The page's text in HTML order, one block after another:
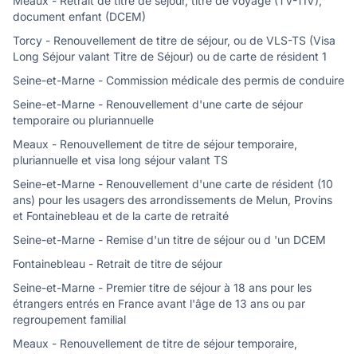
document enfant (DCEM)
Torcy - Renouvellement de titre de séjour, ou de VLS-TS (Visa
Long Séjour valant Titre de Séjour) ou de carte de résident 1
Seine-et-Marne - Commission médicale des permis de conduire
Seine-et-Marne - Renouvellement d'une carte de séjour
temporaire ou pluriannuelle
Meaux - Renouvellement de titre de séjour temporaire,
pluriannuelle et visa long séjour valant TS
Seine-et-Marne - Renouvellement d'une carte de résident (10
ans) pour les usagers des arrondissements de Melun, Provins
et Fontainebleau et de la carte de retraité
Seine-et-Marne - Remise d'un titre de séjour ou d 'un DCEM
Fontainebleau - Retrait de titre de séjour
Seine-et-Marne - Premier titre de séjour à 18 ans pour les
étrangers entrés en France avant l'âge de 13 ans ou par
regroupement familial
Meaux - Renouvellement de titre de séjour temporaire,